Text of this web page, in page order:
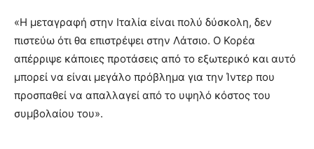
«Η μεταγραφή στην Ιταλία είναι πολύ δύσκολη, δεν
πιστεύω ότι θα επιστρέψει στην Λάτσιο. Ο Κορέα
απέρριψε κάποιες προτάσεις από το εξωτερικό και αυτό
μπορεί να είναι μεγάλο πρόβλημα για την Ίντερ που
προσπαθεί να απαλλαγεί από το υψηλό κόστος του
συμβολαίου του».